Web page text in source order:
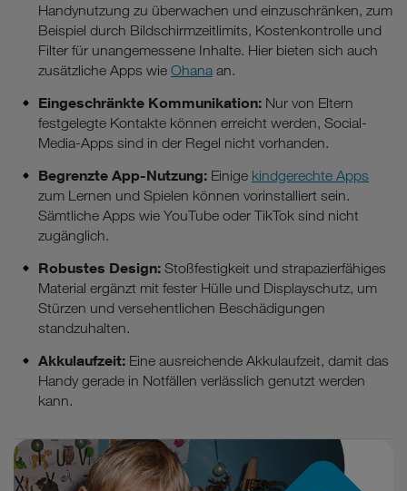
Handynutzung zu überwachen und einzuschränken, zum
Beispiel durch Bildschirmzeitlimits, Kostenkontrolle und
Filter für unangemessene Inhalte. Hier bieten sich auch
zusätzliche Apps wie Ohana an.
Eingeschränkte Kommunikation: Nur von Eltern
festgelegte Kontakte können erreicht werden, Social-
Media-Apps sind in der Regel nicht vorhanden.
Begrenzte App-Nutzung: Einige kindgerechte Apps
zum Lernen und Spielen können vorinstalliert sein.
Sämtliche Apps wie YouTube oder TikTok sind nicht
zugänglich.
Robustes Design: Stoßfestigkeit und strapazierfähiges
Material ergänzt mit fester Hülle und Displayschutz, um
Stürzen und versehentlichen Beschädigungen
standzuhalten.
Akkulaufzeit: Eine ausreichende Akkulaufzeit, damit das
Handy gerade in Notfällen verlässlich genutzt werden
kann.